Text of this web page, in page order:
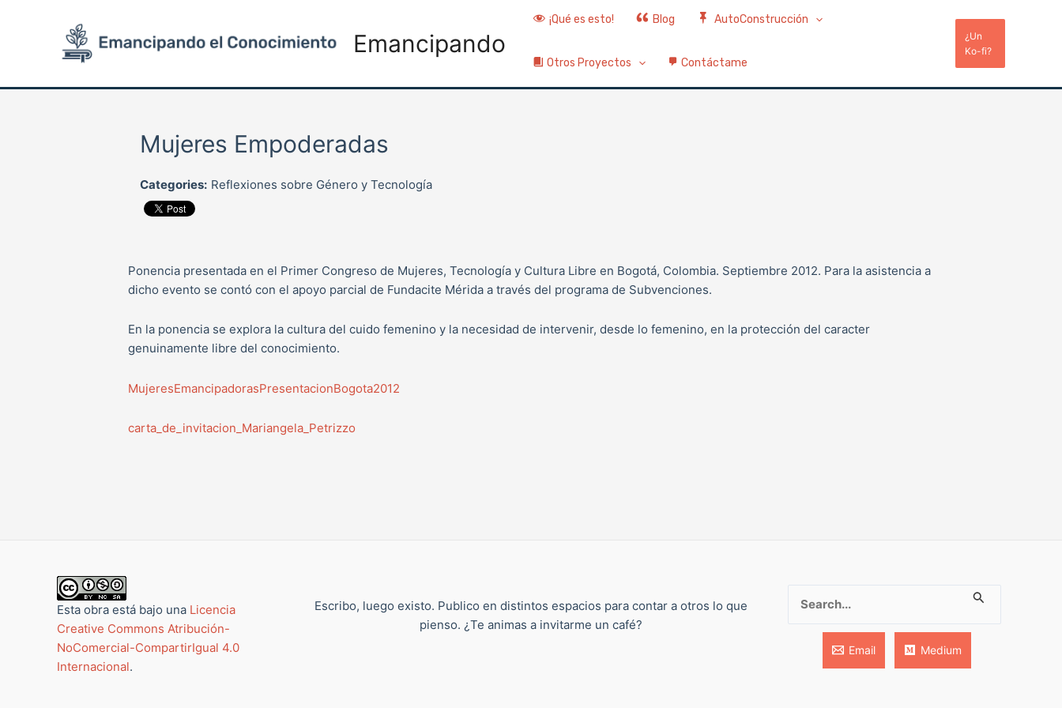
Emancipando
¡Qué es esto! Blog AutoConstrucción
Otros Proyectos Contáctame
¿Un
Ko-fi?
Mujeres Empoderadas
Categories: Reflexiones sobre Género y Tecnología
Ponencia presentada en el Primer Congreso de Mujeres, Tecnología y Cultura Libre en Bogotá, Colombia. Septiembre 2012. Para la asistencia a
dicho evento se contó con el apoyo parcial de Fundacite Mérida a través del programa de Subvenciones.
En la ponencia se explora la cultura del cuido femenino y la necesidad de intervenir, desde lo femenino, en la protección del caracter
genuinamente libre del conocimiento.
MujeresEmancipadorasPresentacionBogota2012
carta_de_invitacion_Mariangela_Petrizzo
Esta obra está bajo una Licencia
Creative Commons Atribución-
NoComercial-CompartirIgual 4.0
Internacional.
Escribo, luego existo. Publico en distintos espacios para contar a otros lo que
pienso. ¿Te animas a invitarme un café?
Email Medium